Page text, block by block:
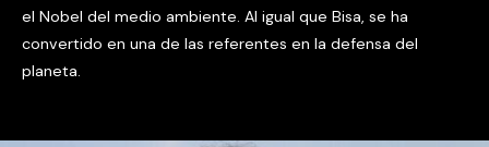
el Nobel del medio ambiente. Al igual que Bisa, se ha
convertido en una de las referentes en la defensa del
planeta.